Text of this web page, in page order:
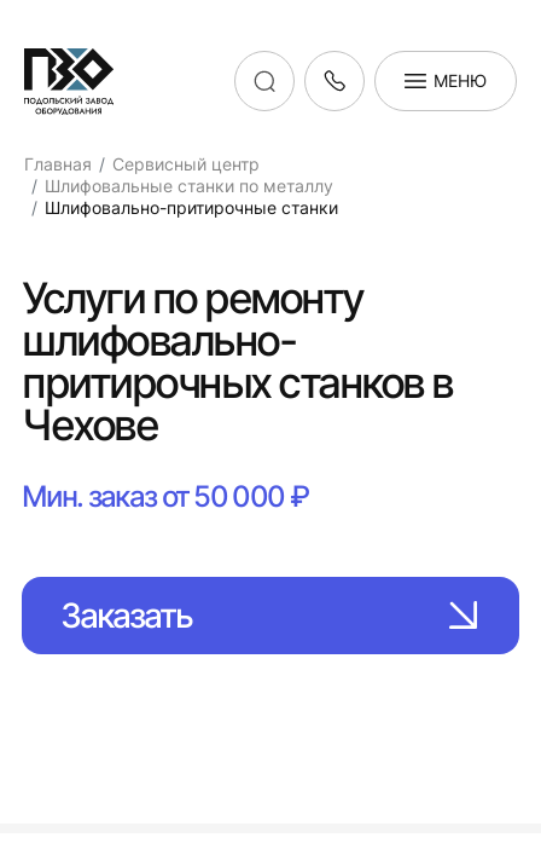
МЕНЮ
Главная
Сервисный центр
Шлифовальные станки по металлу
Шлифовально-притирочные станки
Услуги по ремонту
шлифовально-
притирочных станков в
Чехове
Мин. заказ от 50 000 ₽
Заказать